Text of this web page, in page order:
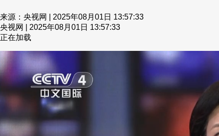
现场 前线 比划 快看
生活体育大会 体育江湖
财经 教育 乡村振兴 一带一路 央博
大国智造 大国展会 云起
来源：央视网 | 2025年08月01日 13:57:33
央视网 | 2025年08月01日 13:57:33
正在加载